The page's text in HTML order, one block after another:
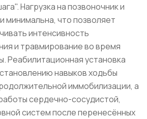
Нагрузка на позвоночник и
минимальна, что позволяет
интенсивность
и травмирование во время
Реабилитационная установка
навыков ходьбы
иммобилизации, а
сердечно-сосудистой,
систем после перенесённых